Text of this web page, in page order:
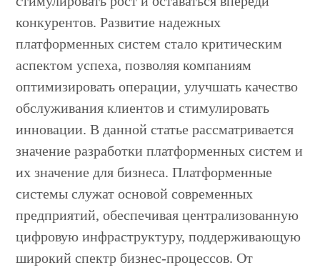
конкурентов. Развитие надежных
платформенных систем стало критическим
аспектом успеха, позволяя компаниям
оптимизировать операции, улучшать качество
обслуживания клиентов и стимулировать
инновации. В данной статье рассматривается
значение разработки платформенных систем и
их значение для бизнеса. Платформенные
системы служат основой современных
предприятий, обеспечивая централизованную
цифровую инфраструктуру, поддерживающую
широкий спектр бизнес-процессов. От